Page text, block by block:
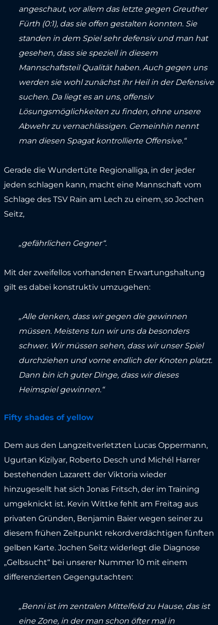
angeschaut, vor allem das letzte gegen Greuther
Fürth (0:1), das sie offen gestalten konnten. Sie
standen in dem Spiel sehr defensiv und man hat
gesehen, dass sie speziell in diesem
Mannschaftsteil Qualität haben. Auch gegen uns
werden sie wohl zunächst ihr Heil in der Defensive
suchen. Da liegt es an uns, offensiv
Lösungsmöglichkeiten zu finden, ohne unsere
Abwehr zu vernachlässigen. Gemeinhin nennt
man diesen Spagat kontrollierte Offensive.“
Gerade die Wundertüte Regionalliga, in der jeder
jeden schlagen kann, macht eine Mannschaft vom
Schlage des TSV Rain am Lech zu einem, so Jochen
Seitz,
„gefährlichen Gegner“.
Mit der zweifellos vorhandenen Erwartungshaltung
gilt es dabei konstruktiv umzugehen:
„Alle denken, dass wir gegen die gewinnen
müssen. Meistens tun wir uns da besonders
schwer. Wir müssen sehen, dass wir unser Spiel
durchziehen und vorne endlich der Knoten platzt.
Dann bin ich guter Dinge, dass wir dieses
Heimspiel gewinnen.“
Fifty shades of yellow
Dem aus den Langzeitverletzten Lucas Oppermann,
Ugurtan Kizilyar, Roberto Desch und Michél Harrer
bestehenden Lazarett der Viktoria wieder
hinzugesellt hat sich Jonas Fritsch, der im Training
umgeknickt ist. Kevin Wittke fehlt am Freitag aus
privaten Gründen, Benjamin Baier wegen seiner zu
diesem frühen Zeitpunkt rekordverdächtigen fünften
gelben Karte. Jochen Seitz widerlegt die Diagnose
„Gelbsucht“ bei unserer Nummer 10 mit einem
differenzierten Gegengutachten:
„Benni ist im zentralen Mittelfeld zu Hause, das ist
eine Zone, in der man schon öfter mal in